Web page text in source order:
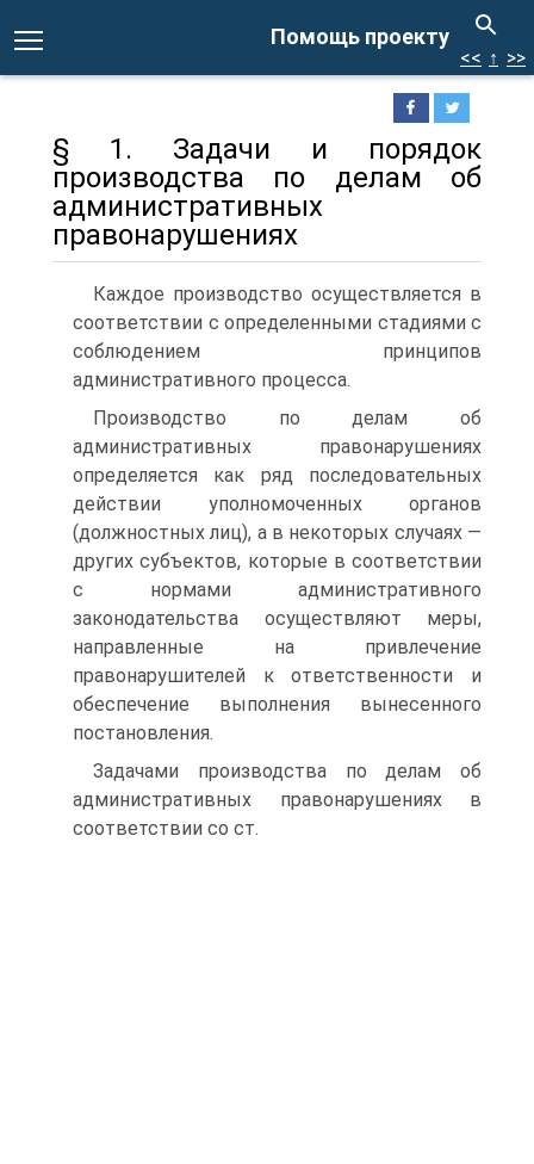
Помощь проекту
<< ↑ >>
§ 1. Задачи и порядок
производства по делам об
административных
правонарушениях
Каждое производство осуществляется в
соответствии с определенными стадиями с
соблюдением принципов
административного процесса.
Производство по делам об
административных правонарушениях
определяется как ряд последовательных
действии уполномоченных органов
(должностных лиц), а в некоторых случаях —
других субъектов, которые в соответствии
с нормами административного
законодательства осуществляют меры,
направленные на привлечение
правонарушителей к ответственности и
обеспечение выполнения вынесенного
постановления.
Задачами производства по делам об
административных правонарушениях в
соответствии со ст.